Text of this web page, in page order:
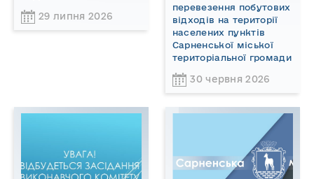
29 липня 2026
перевезення побутових
відходів на території
населених пунктів
Сарненської міської
територіальної громади
30 червня 2026